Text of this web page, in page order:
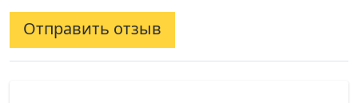
Отправить отзыв